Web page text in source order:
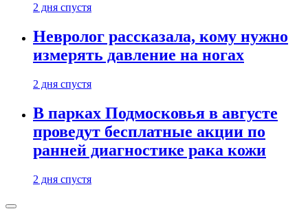
2 дня спустя
Невролог рассказала, кому нужно
измерять давление на ногах
2 дня спустя
В парках Подмосковья в августе
проведут бесплатные акции по
ранней диагностике рака кожи
2 дня спустя